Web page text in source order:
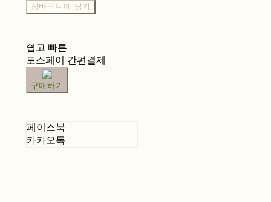
장바구니에 담기
쉽고 빠른
토스페이 간편결제
구매하기
페이스북
카카오톡